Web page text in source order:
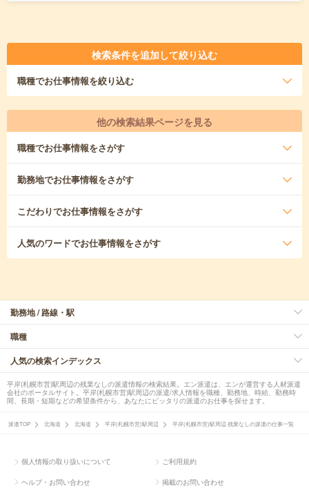
検索条件を追加して絞り込む
職種でお仕事情報を絞り込む
他の検索結果ページを見る
職種でお仕事情報をさがす
勤務地でお仕事情報をさがす
こだわりでお仕事情報をさがす
人気のワードでお仕事情報をさがす
勤務地 / 路線・駅
職種
人気の検索インデックス
平岸(札幌市営)駅周辺の残業なしの派遣情報の検索結果。エン派遣は、エンが運営する人材派遣
会社のポータルサイト。平岸(札幌市営)駅周辺の派遣/求人情報を職種、勤務地、時給、勤務時
間、長期・短期などの希望条件から、あなたにピッタリの派遣のお仕事を探せます。
派遣TOP 北海道 北海道 平岸(札幌市営)駅周辺 平岸(札幌市営)駅周辺 残業なしの派遣の仕事一覧
個人情報の取り扱いについて ご利用規約
ヘルプ・お問い合わせ 掲載のお問い合わせ